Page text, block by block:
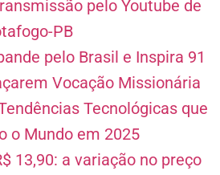
pelo Youtube de
PB
pelo Brasil e Inspira 91
Vocação Missionária
Tecnológicas que
o Mundo em 2025
13,90: a variação no preço